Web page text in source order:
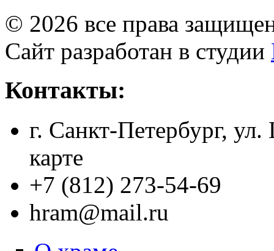
© 2026 все права
Сайт разработан в студии
Контакты:
г. Санкт-Петербург,
карте
+7 (812) 273-54-69
hram@mail.ru